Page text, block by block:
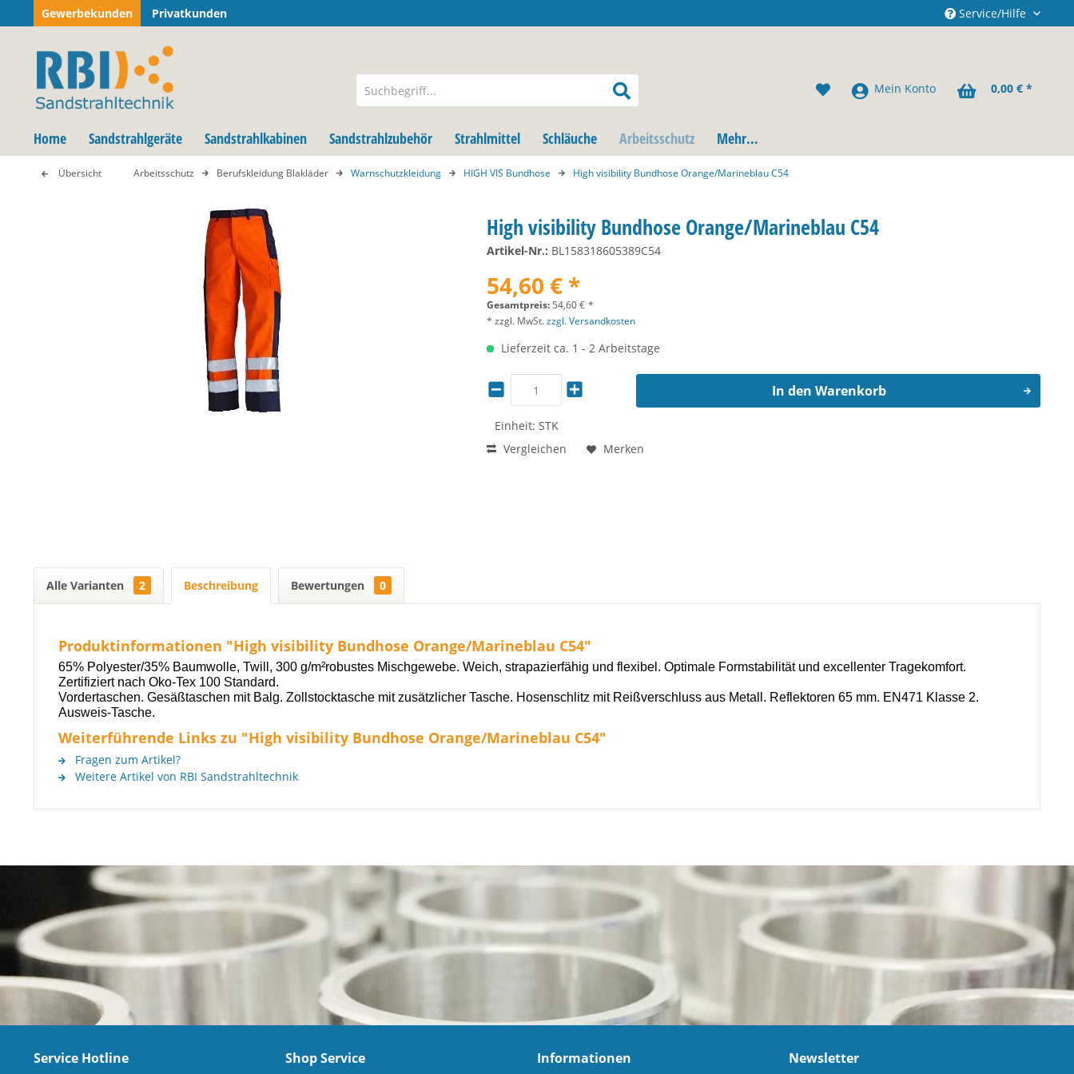
Gewerbekunden Privatkunden Service/Hilfe
Mein Konto 0,00 € *
Home Sandstrahlgeräte Sandstrahlkabinen Sandstrahlzubehör Strahlmittel Schläuche Arbeitsschutz Mehr…
Übersicht Arbeitsschutz Berufskleidung Blakläder Warnschutzkleidung HIGH VIS Bundhose High visibility Bundhose Orange/Marineblau C54
High visibility Bundhose Orange/Marineblau C54
Artikel-Nr.: BL158318605389C54
54,60 € *
Gesamtpreis: 54,60€ *
* zzgl. MwSt.zzgl. Versandkosten
Lieferzeit ca. 1 - 2 Arbeitstage
Einheit: STK
In den Warenkorb
Vergleichen Merken
Alle Varianten 2 Beschreibung Bewertungen 0
Produktinformationen "High visibility Bundhose Orange/Marineblau C54"
65% Polyester/35% Baumwolle, Twill, 300 g/m²robustes Mischgewebe. Weich, strapazierfähig und flexibel. Optimale Formstabilität und excellenter Tragekomfort.
Zertifiziert nach Oko-Tex 100 Standard.
Vordertaschen. Gesäßtaschen mit Balg. Zollstocktasche mit zusätzlicher Tasche. Hosenschlitz mit Reißverschluss aus Metall. Reflektoren 65 mm. EN471 Klasse 2.
Ausweis-Tasche.
Weiterführende Links zu "High visibility Bundhose Orange/Marineblau C54"
Fragen zum Artikel?
Weitere Artikel von RBI Sandstrahltechnik
Service Hotline Shop Service Informationen Newsletter